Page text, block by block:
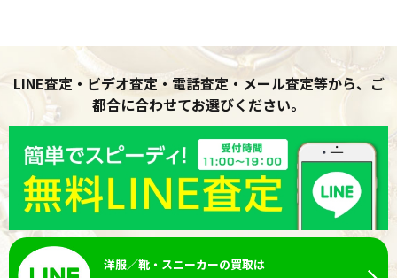
LINE査定・ビデオ査定・電話査定・メール査定等から、ご
都合に合わせてお選びください。
洋服／靴・スニーカーの買取は